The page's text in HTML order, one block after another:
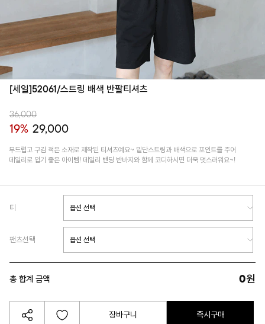
[세일]52061/스트링 배색 반팔티셔츠
36,000
19% 29,000
부드럽고 구김 적은 소재로 제작된 티셔츠예요~ 밑단스트링과 배색으로 포인트를 주어
데일리로 입기 좋은 아이템! 데일리 밴딩 반바지와 함께 코디하시면 더욱 멋스러워요~!
티
팬츠선택
총 합계 금액 0원
장바구니 즉시구매